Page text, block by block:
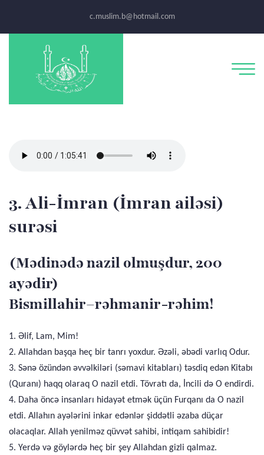
c.muslim.b@hotmail.com
3. Ali-İmran (İmran ailəsi)
surəsi
(Mədinədə nazil olmuşdur, 200
ayədir)
Bismillahir–rəhmanir-rəhim!
1. Əlif, Lam, Mim!
2. Allahdan başqa heç bir tanrı yoxdur. Əzəli, əbədi varlıq Odur.
3. Sənə özündən əvvəlkiləri (səmavi kitabları) təsdiq edən Kitabı
(Quranı) haqq olaraq O nazil etdi. Tövratı da, İncili də O endirdi.
4. Daha öncə insanları hidayət etmək üçün Furqanı da O nazil
etdi. Allahın ayələrini inkar edənlər şiddətli əzaba düçar
olacaqlar. Allah yenilməz qüvvət sahibi, intiqam sahibidir!
5. Yerdə və göylərdə heç bir şey Allahdan gizli qalmaz.